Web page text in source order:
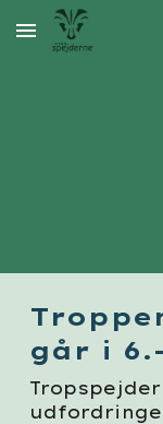
Skip to main content
går i